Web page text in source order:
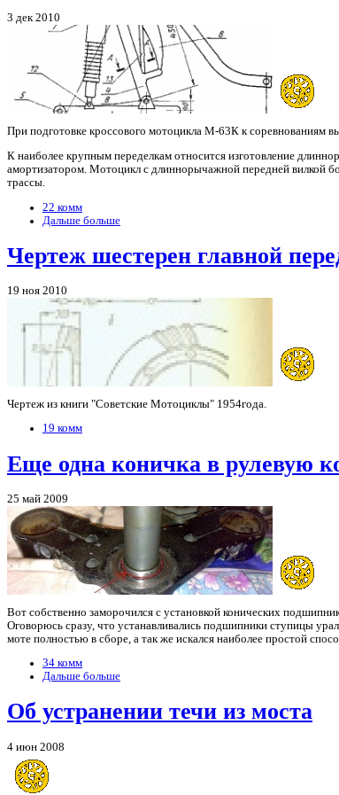
3 дек 2010
При подготовке кроссового мотоцикла М-63К к соревнованиям
К наиболее крупным переделкам относится изготовление
амортизатором. Мотоцикл с длиннорычажной передней вилкой
трассы.
22 комм
Дальше больше
Чертеж шестерен главной
19 ноя 2010
Чертеж из книги "Советские Мотоциклы" 1954года.
19 комм
Еще одна коничка в рулевую
25 май 2009
Вот собственно заморочился с установкой конических
Оговорюсь сразу, что устанавливались подшипники ступицы
моте полностью в сборе, а так же искался наиболее простой
34 комм
Дальше больше
Об устранении течи из моста
4 июн 2008